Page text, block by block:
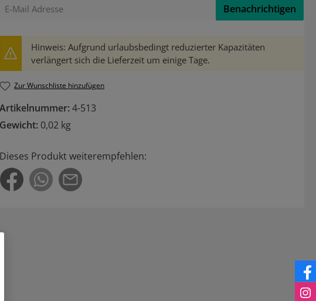
Benachrichtigen
Hinweis: Aufgrund urlaubsbedingt reduzierter Kapazitäten
verlängert sich die Lieferzeit um einige Tage.
Zur Wunschliste hinzufügen
Artikelnummer:4-513
Gewicht: 0,02 kg
Dieses Produkt weiterempfehlen: